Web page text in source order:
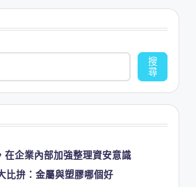
搜
尋
在企業內部加強整理資安意識
比拚：金屬與塑膠哪個好